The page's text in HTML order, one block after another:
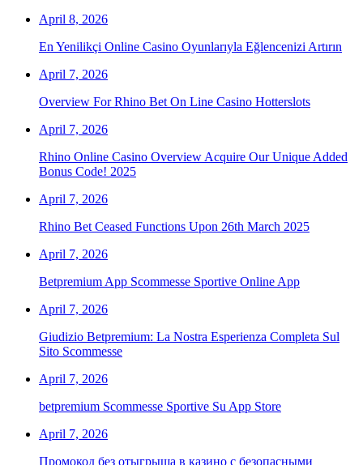
April 8, 2026
En Yenilikçi Online Casino Oyunlarıyla Eğlencenizi Artırın
April 7, 2026
Overview For Rhino Bet On Line Casino Hotterslots
April 7, 2026
Rhino Online Casino Overview Acquire Our Unique Added
Bonus Code! 2025
April 7, 2026
Rhino Bet Ceased Functions Upon 26th March 2025
April 7, 2026
Betpremium App Scommesse Sportive Online App
April 7, 2026
Giudizio Betpremium: La Nostra Esperienza Completa Sul
Sito Scommesse
April 7, 2026
‎betpremium Scommesse Sportive Su App Store
April 7, 2026
Промокод без отыгрыша в казино с безопасными